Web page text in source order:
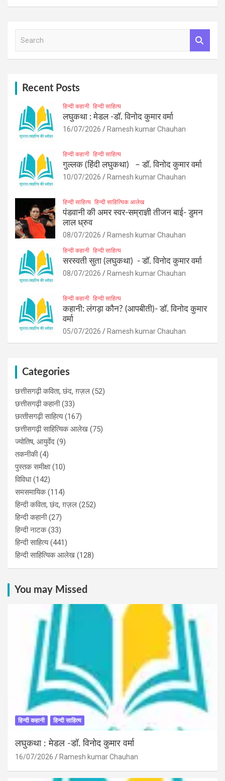
Recent Posts
हिन्दी कहानी हिन्दी साहित्य
लघुकथा : मेडल -डॉ. विनोद कुमार वर्मा
16/07/2026 Ramesh kumar Chauhan
हिन्दी कहानी हिन्दी साहित्य
गुल्लक (हिंदी लघुकथा) – डॉ. विनोद कुमार वर्मा
10/07/2026 Ramesh kumar Chauhan
हिन्दी साहित्य हिन्दी साहित्यिक आलेख
पंडवानी की अमर स्वर-सम्राज्ञी तीजन बाई- डुमन
लाल ध्रुव
08/07/2026 Ramesh kumar Chauhan
हिन्दी कहानी हिन्दी साहित्य
सरस्वती सुता (लघुकथा) ​- डॉ. विनोद कुमार वर्मा
08/07/2026 Ramesh kumar Chauhan
हिन्दी कहानी हिन्दी साहित्य
कहानी: लंगड़ा कौन? (आपबीती)​- डॉ. विनोद कुमार
वर्मा
05/07/2026 Ramesh kumar Chauhan
Categories
छत्तीसगढ़ी कविता, छंद, ग़ज़ल (52)
छत्तीसगढ़ी कहानी(33)
छत्‍तीसगढ़ी साहित्‍य(167)
छत्तीसगढ़ी साहित्यिक आलेख (75)
ज्योतिष, आयुर्वेद (9)
तकनीकी(4)
पुस्‍तक समीक्षा(10)
विविधा(142)
समसमायिक(114)
हिन्दी कविता, छंद, ग़ज़ल (252)
हिन्दी कहानी(27)
हिन्‍दी नाटक(33)
हिन्दी साहित्य(441)
हिन्दी साहित्यिक आलेख (128)
You may Missed
हिन्दी कहानी हिन्दी साहित्य
लघुकथा : मेडल -डॉ. विनोद कुमार वर्मा
16/07/2026 Ramesh kumar Chauhan